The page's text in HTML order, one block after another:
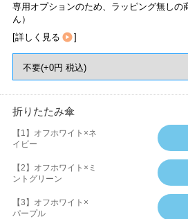
専用オプションのため、ラッピング無しの
ん）
[詳しく見る ]
折りたたみ傘
【1】オフホワイト×ネ
イビー
【2】オフホワイト×ミ
ントグリーン
【3】オフホワイト×
パープル